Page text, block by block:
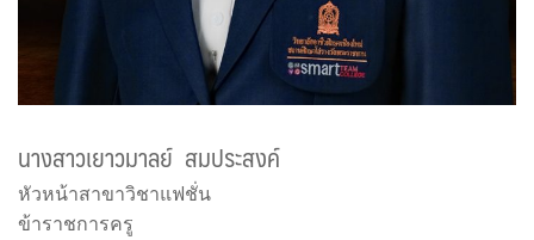
นางสาวเยาวมาลย์ สมประสงค์
หัวหน้าสาขาวิชาแฟชั่น
ข้าราชการครู